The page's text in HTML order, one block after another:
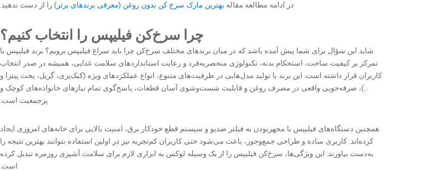
در ادامه مطالعه مقاله بهترین مارک سرخ کن بدون روغن (معرفی برندهای برتر) را از دست ندهید.
چرا سرخ‌کن فیلیپس را انتخاب کنیم؟
شاید این سؤال برای شما پیش آمده باشد که در میان برندهای مختلف سرخ‌کن چرا باید سراغ فیلیپس برویم؟ برند فیلیپس با
تمرکز بر کیفیت ساخت، استحکام بدنه، تکنولوژی منحصربه‌فرد و رعایت استانداردهای سلامت غذایی، همیشه در صدر انتخاب
کاربران قرار داشته است. این برند با تولید مدل‌هایی در ظرفیت‌های متنوع، انواع عملکردهای ویژه (کیک‌پزی، گریل، پخت پیتزا و
…)، صرفه‌جویی واقعی در مصرف روغن و قابلیت شست‌وشوی آسان قطعات، پاسخ‌گوی تمام نیازهای خانواده‌های کوچک و
پرجمعیت است.
همچنین دستگاه‌های فیلیپس با مجهزبودن به فیلتر ضدبو و سیستم قطع خودکار برق، امنیت بالایی برای خانه‌های امروزی ایجاد
کرده‌اند. کاربری ساده و طراحی جمع‌وجور، باعث می‌شود حتی کاربران کم‌تجربه نیز در اولین استفاده بتوانند بهترین نتیجه را
به‌دست بیاورند. این ویژگی‌ها، سرخ‌کن فیلیپس را از یک وسیله لوکس به ابزاری لازم برای سلامت آشپزی روزمره تبدیل کرده
است.